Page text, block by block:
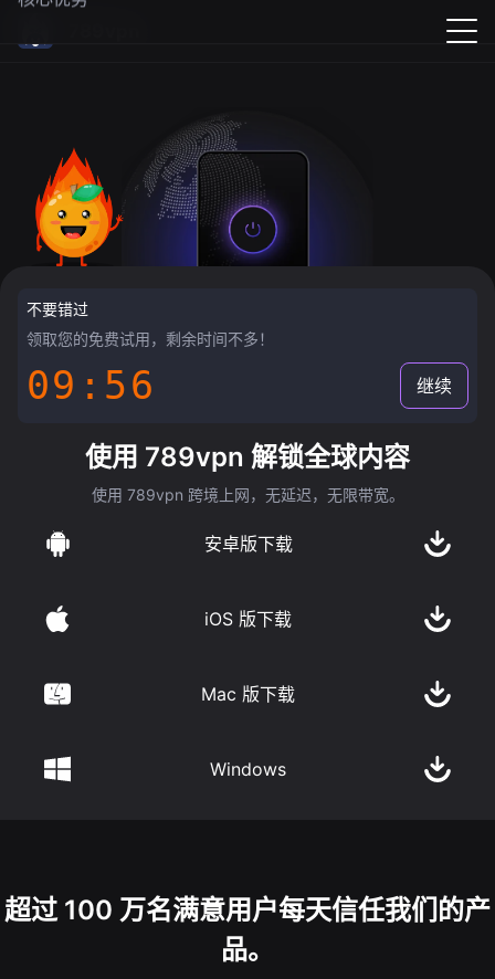
不要错过
领取您的免费试用，剩余时间不多！
09:55 继续
使用 789vpn 解锁全球内容
使用 789vpn 跨境上网，无延迟，无限带宽。
安卓版下载
iOS 版下载
Mac 版下载
Windows
超过 100 万名满意用户每天信任我们的产
品。